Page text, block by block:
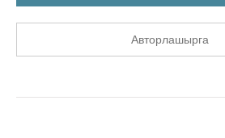
Авторлашырга